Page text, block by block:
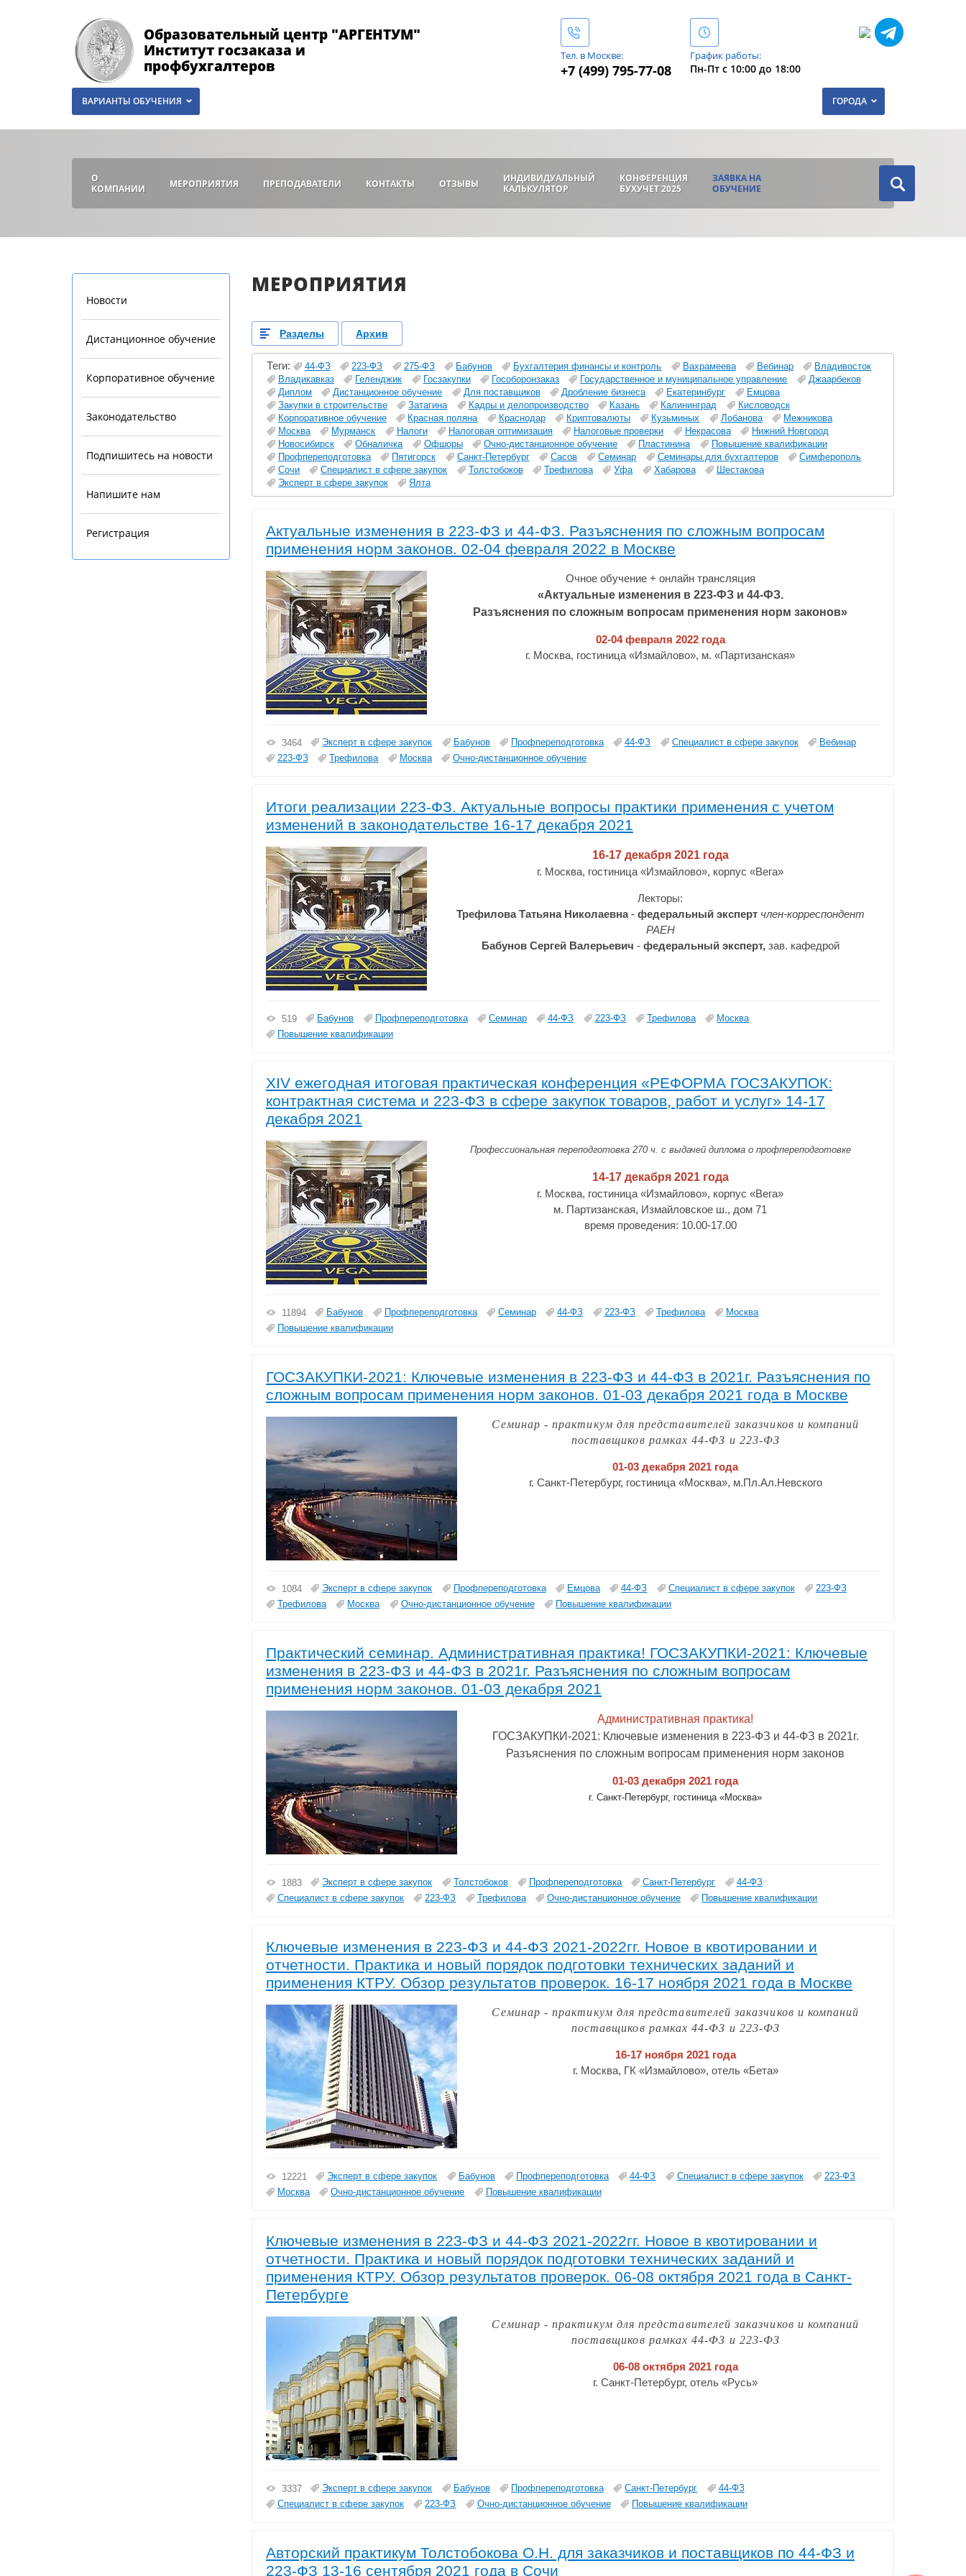
Образовательный центр "АРГЕНТУМ"
Институт госзаказа и
профбухгалтеров
ГОРОДА
ВАРИАНТЫ ОБУЧЕНИЯ
Тел. в Москве:
+7 (499) 795-77-08
График работы:
Пн-Пт с 10:00 до 18:00
О
КОМПАНИИ
МЕРОПРИЯТИЯ ПРЕПОДАВАТЕЛИ КОНТАКТЫ ОТЗЫВЫ
ИНДИВИДУАЛЬНЫЙ
КАЛЬКУЛЯТОР
КОНФЕРЕНЦИЯ
БУХУЧЕТ 2025
ЗАЯВКА НА
ОБУЧЕНИЕ
Новости
Дистанционное обучение
Корпоративное обучение
Законодательство
Подпишитесь на новости
Напишите нам
Регистрация
МЕРОПРИЯТИЯ
Разделы Архив
Теги: 44-ФЗ 223-ФЗ 275-ФЗ Бабунов Бухгалтерия финансы и контроль Вахрамеева Вебинар
Владивосток
Владикавказ
Геленджик Госзакупки Гособоронзаказ Государственное и муниципальное управление
Джаарбеков
Диплом
Дистанционное обучение Для поставщиков Дробление бизнеса Екатеринбург
Емцова
Закупки в строительстве
Затагина Кадры и делопроизводство Казань Калининград
Кисловодск
Корпоративное обучение
Красная поляна Краснодар Криптовалюты Кузьминых Лобанова
Межникова
Москва
Мурманск Налоги Налоговая оптимизация Налоговые проверки Некрасова
Нижний Новгород
Новосибирск
Обналичка Офшоры Очно-дистанционное обучение Пластинина
Повышение квалификации
Профпереподготовка
Пятигорск Санкт-Петербург Сасов Семинар Семинары для бухгалтеров
Симферополь
Сочи
Специалист в сфере закупок Толстобоков Трефилова Уфа Хабарова
Шестакова
Эксперт в сфере закупок
Ялта
Актуальные изменения в 223-ФЗ и 44-ФЗ. Разъяснения по сложным вопросам
применения норм законов. 02-04 февраля 2022 в Москве
Очное обучение + онлайн трансляция
«Актуальные изменения в 223-ФЗ и 44-ФЗ.
Разъяснения по сложным вопросам применения норм законов»
02-04 февраля 2022 года
г. Москва, гостиница «Измайлово», м. «Партизанская»
3464 Эксперт в сфере закупок Бабунов Профпереподготовка 44-ФЗ Специалист в сфере закупок
Вебинар
223-ФЗ
Трефилова Москва Очно-дистанционное обучение
Итоги реализации 223-ФЗ. Актуальные вопросы практики применения с учетом
изменений в законодательстве 16-17 декабря 2021
16-17 декабря 2021 года
г. Москва, гостиница «Измайлово», корпус «Вега»
Лекторы:
Трефилова Татьяна Николаевна- федеральный экспертчлен-корреспондент
РАЕН
Бабунов Сергей Валерьевич -федеральный эксперт, зав. кафедрой
519 Бабунов Профпереподготовка Семинар 44-ФЗ 223-ФЗ Трефилова
Москва
Повышение квалификации
XIV ежегодная итоговая практическая конференция «РЕФОРМА ГОСЗАКУПОК:
контрактная система и 223-ФЗ в сфере закупок товаров, работ и услуг» 14-17
декабря 2021
Профессиональная переподготовка 270 ч. с выдачей диплома о профпереподготовке
14-17 декабря 2021 года
г. Москва, гостиница «Измайлово», корпус «Вега»
м. Партизанская, Измайловское ш., дом 71
время проведения: 10.00-17.00
11894 Бабунов Профпереподготовка Семинар 44-ФЗ 223-ФЗ Трефилова
Москва
Повышение квалификации
ГОСЗАКУПКИ-2021: Ключевые изменения в 223-ФЗ и 44-ФЗ в 2021г. Разъяснения по
сложным вопросам применения норм законов. 01-03 декабря 2021 года в Москве
Семинар - практикум для представителей заказчиков и компаний
поставщиков рамках 44-ФЗ и 223-ФЗ
01-03 декабря 2021 года
г. Санкт-Петербург, гостиница «Москва», м.Пл.Ал.Невского
1084 Эксперт в сфере закупок Профпереподготовка Емцова 44-ФЗ Специалист в сфере закупок
223-ФЗ
Трефилова
Москва Очно-дистанционное обучение Повышение квалификации
Практический семинар. Административная практика! ГОСЗАКУПКИ-2021: Ключевые
изменения в 223-ФЗ и 44-ФЗ в 2021г. Разъяснения по сложным вопросам
применения норм законов. 01-03 декабря 2021
Административная практика!
ГОСЗАКУПКИ-2021: Ключевые изменения в 223-ФЗ и 44-ФЗ в 2021г.
Разъяснения по сложным вопросам применения норм законов
01-03 декабря 2021 года
г. Санкт-Петербург, гостиница «Москва»
1883 Эксперт в сфере закупок Толстобоков Профпереподготовка Санкт-Петербург
44-ФЗ
Специалист в сфере закупок
223-ФЗ Трефилова Очно-дистанционное обучение Повышение квалификации
Ключевые изменения в 223-ФЗ и 44-ФЗ 2021-2022гг. Новое в квотировании и
отчетности. Практика и новый порядок подготовки технических заданий и
применения КТРУ. Обзор результатов проверок. 16-17 ноября 2021 года в Москве
Семинар - практикум для представителей заказчиков и компаний
поставщиков рамках 44-ФЗ и 223-ФЗ
16-17 ноября 2021 года
г. Москва, ГК «Измайлово», отель «Бета»
12221 Эксперт в сфере закупок Бабунов Профпереподготовка 44-ФЗ Специалист в сфере закупок
223-ФЗ
Москва
Очно-дистанционное обучение Повышение квалификации
Ключевые изменения в 223-ФЗ и 44-ФЗ 2021-2022гг. Новое в квотировании и
отчетности. Практика и новый порядок подготовки технических заданий и
применения КТРУ. Обзор результатов проверок. 06-08 октября 2021 года в Санкт-
Петербурге
Семинар - практикум для представителей заказчиков и компаний
поставщиков рамках 44-ФЗ и 223-ФЗ
06-08 октября 2021 года
г. Санкт-Петербург, отель «Русь»
3337 Эксперт в сфере закупок Бабунов Профпереподготовка Санкт-Петербург
44-ФЗ
Специалист в сфере закупок
223-ФЗ Очно-дистанционное обучение Повышение квалификации
Авторский практикум Толстобокова О.Н. для заказчиков и поставщиков по 44-ФЗ и
223-ФЗ 13-16 сентября 2021 года в Сочи